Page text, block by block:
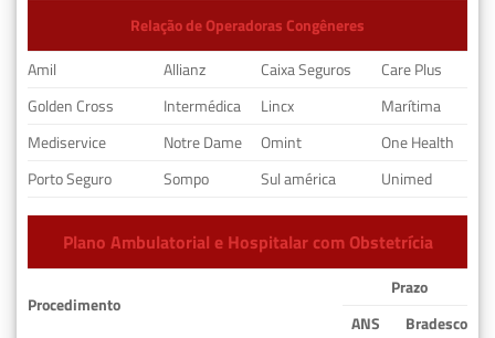
Relação de Operadoras Congêneres
Amil
Allianz Caixa Seguros
Care Plus
Golden Cross
Intermédica Lincx
Marítima
Mediservice
Notre Dame Omint
One Health
Porto Seguro
Sompo Sul américa Unimed
Plano Ambulatorial e Hospitalar com Obstetrícia
Procedimento
Prazo
ANS
Bradesco